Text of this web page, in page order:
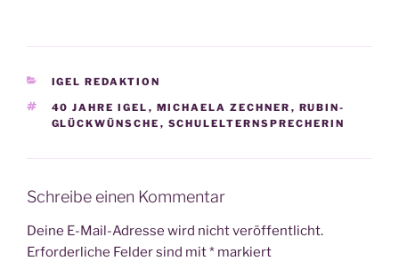
KATEGORIEN
IGEL REDAKTION
SCHLAGWÖRTER
40 JAHRE IGEL , MICHAELA ZECHNER , RUBIN-
GLÜCKWÜNSCHE , SCHULELTERNSPRECHERIN
Schreibe einen Kommentar
Deine E-Mail-Adresse wird nicht veröffentlicht.
Erforderliche Felder sind mit* markiert